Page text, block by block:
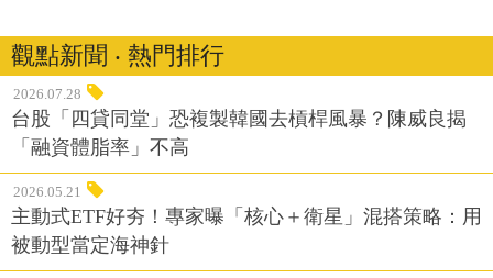
觀點新聞 ‧ 熱門排行
2026.07.28
台股「四貸同堂」恐複製韓國去槓桿風暴？陳威良揭
「融資體脂率」不高
2026.05.21
主動式ETF好夯！專家曝「核心＋衛星」混搭策略：用
被動型當定海神針